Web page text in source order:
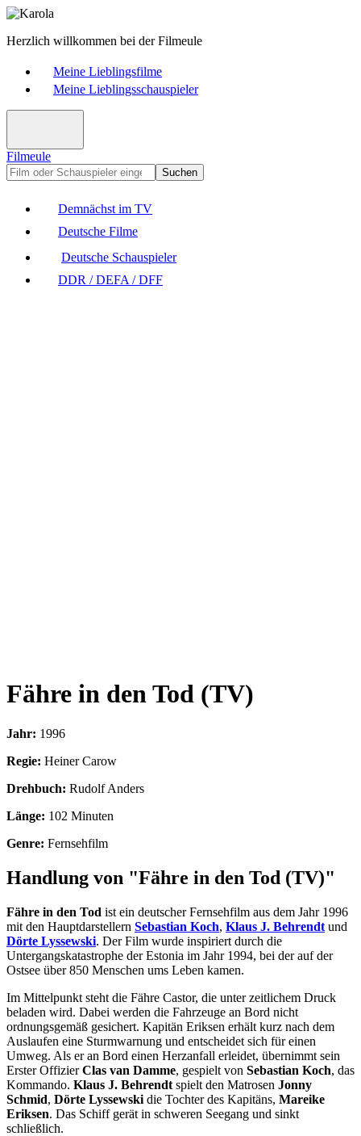
Herzlich willkommen bei der Filmeule
Meine Lieblingsfilme
Meine Lieblingsschauspieler
Filmeule
Suchen
Demnächst im TV
Deutsche Filme
Deutsche Schauspieler
DDR / DEFA / DFF
Fähre in den Tod (TV)
Jahr: 1996
Regie: Heiner Carow
Drehbuch: Rudolf Anders
Länge: 102 Minuten
Genre: Fernsehfilm
Handlung von "Fähre in den Tod (TV)"
Fähre in den Tod ist ein deutscher Fernsehfilm aus dem Jahr 1996
mit den Hauptdarstellern Sebastian Koch, Klaus J. Behrendt und
Dörte Lyssewski. Der Film wurde inspiriert durch die
Untergangskatastrophe der Estonia im Jahr 1994, bei der auf der
Ostsee über 850 Menschen ums Leben kamen.
Im Mittelpunkt steht die Fähre Castor, die unter zeitlichem Druck
beladen wird. Dabei werden die Fahrzeuge an Bord nicht
ordnungsgemäß gesichert. Kapitän Eriksen erhält kurz nach dem
Auslaufen eine Sturmwarnung und entscheidet sich für einen
Umweg. Als er an Bord einen Herzanfall erleidet, übernimmt sein
Erster OffizierClas van Damme, gespielt von Sebastian Koch, das
Kommando. Klaus J. Behrendt spielt den Matrosen Jonny
Schmid, Dörte Lyssewski die Tochter des Kapitäns, Mareike
Eriksen. Das Schiff gerät in schweren Seegang und sinkt
schließlich.